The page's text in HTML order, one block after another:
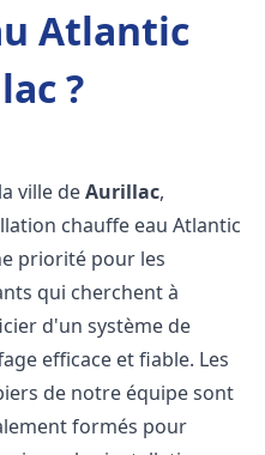
Atlantic
?
ville deAurillac,
chauffe eau Atlantic
priorité pour les
qui cherchent à
d'un système de
efficace et fiable. Les
de notre équipe sont
formés pour